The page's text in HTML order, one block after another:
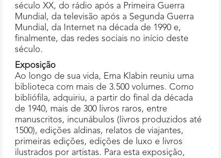
século XX, do rádio após a Primeira Guerra
Mundial, da televisão após a Segunda Guerra
Mundial, da Internet na década de 1990 e,
finalmente, das redes sociais no início deste
século.
Exposição
Ao longo de sua vida, Ema Klabin reuniu uma
biblioteca com mais de 3.500 volumes. Como
bibliófila, adquiriu, a partir do final da década
de 1940, mais de 300 livros raros, entre
manuscritos, incunábulos (livros produzidos até
1500), edições aldinas, relatos de viajantes,
primeiras edições, edições de luxo e livros
ilustrados por artistas. Para esta exposição,